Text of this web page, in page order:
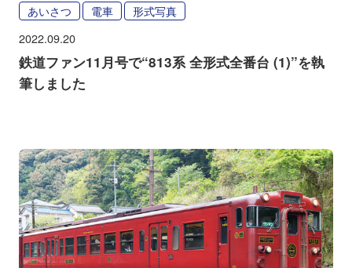
あいさつ 電車 形式写真
2022.09.20
鉄道ファン11月号で“813系 全形式全番台 (1)”を執
筆しました